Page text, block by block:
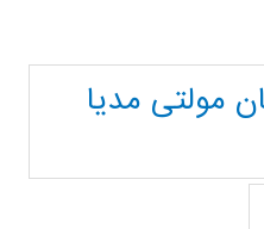
مولتی مدیا